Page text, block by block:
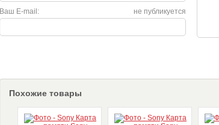
не публикуется
Ваш E-mail:
Похожие товары